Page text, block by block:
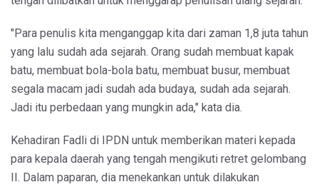
"Para penulis kita menganggap kita dari zaman 1,8 juta tahun
yang lalu sudah ada sejarah. Orang sudah membuat kapak
batu, membuat bola-bola batu, membuat busur, membuat
segala macam jadi sudah ada budaya, sudah ada sejarah.
Jadi itu perbedaan yang mungkin ada," kata dia.
Kehadiran Fadli di IPDN untuk memberikan materi kepada
para kepala daerah yang tengah mengikuti retret gelombang
II. Dalam paparan, dia menekankan untuk dilakukan